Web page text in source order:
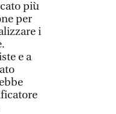
più
per
i
e a